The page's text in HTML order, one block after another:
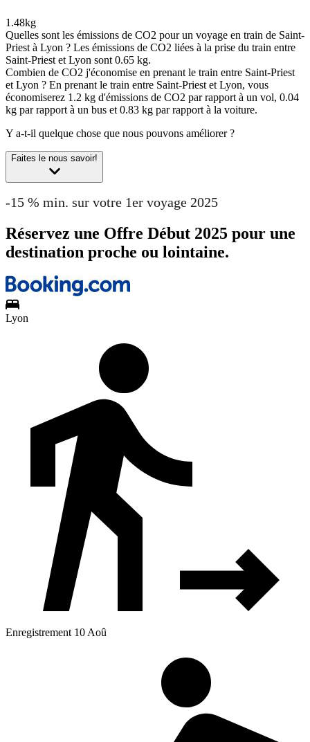
1.48kg
Quelles sont les émissions de CO2 pour un voyage en train de Saint-
Priest à Lyon ? Les émissions de CO2 liées à la prise du train entre
Saint-Priest et Lyon sont 0.65 kg.
Combien de CO2 j'économise en prenant le train entre Saint-Priest
et Lyon ? En prenant le train entre Saint-Priest et Lyon, vous
économiserez 1.2 kg d'émissions de CO2 par rapport à un vol, 0.04
kg par rapport à un bus et 0.83 kg par rapport à la voiture.
Y a-t-il quelque chose que nous pouvons améliorer ?
Faites le nous savoir!
-15 % min. sur votre 1er voyage 2025
Réservez une Offre Début 2025 pour une
destination proche ou lointaine.
Lyon
Enregistrement 10 Aoû